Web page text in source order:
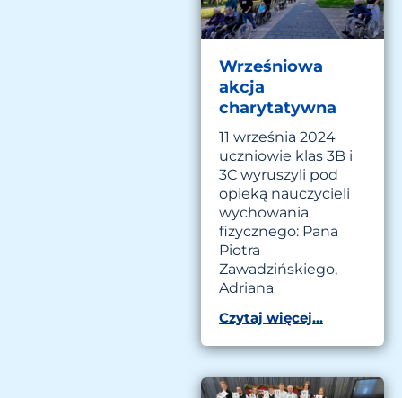
Wrześniowa
akcja
charytatywna
11 września 2024
uczniowie klas 3B i
3C wyruszyli pod
opieką nauczycieli
wychowania
fizycznego: Pana
Piotra
Zawadzińskiego,
Adriana
Czytaj więcej...